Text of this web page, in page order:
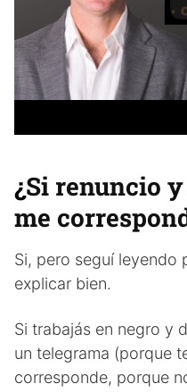
¿Si renuncio
me
Si, pero seguí leyendo
explicar bien.
Si trabajás en negro y
un telegrama (porque
corresponde, porque